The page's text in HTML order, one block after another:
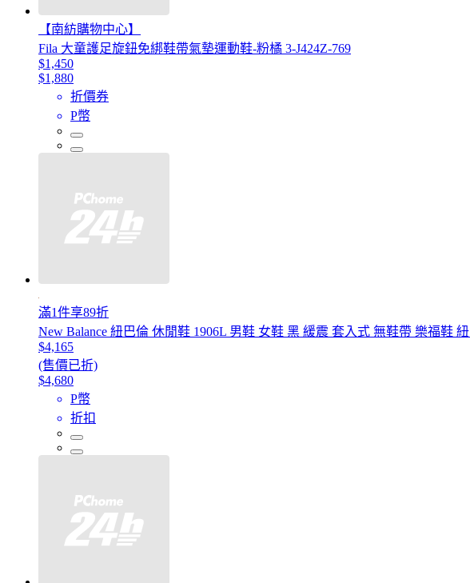
【南紡購物中心】
Fila 大童護足旋鈕免綁鞋帶氣墊運動鞋-粉橘 3-J424Z-769
$1,450
$1,880
折價券
P幣
滿1件享89折
New Balance 紐巴倫 休閒鞋 1906L 男鞋 女鞋 黑 緩震 套入式 無鞋帶 樂福鞋
$4,165
(售價已折)
$4,680
P幣
折扣